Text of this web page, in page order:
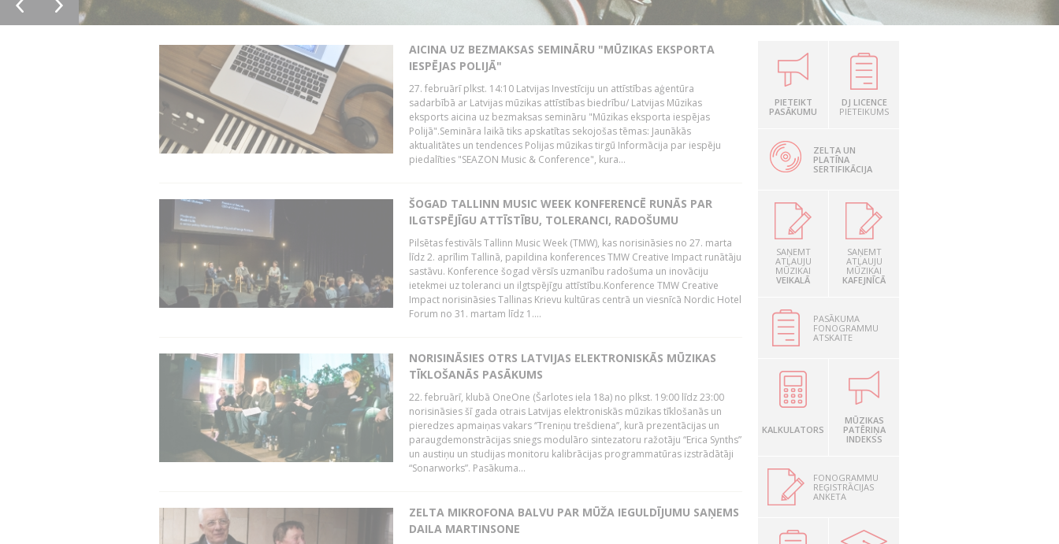
AICINA UZ BEZMAKSAS SEMINĀRU "MŪZIKAS EKSPORTA
IESPĒJAS POLIJĀ"
27. februārī plkst. 14:10 Latvijas Investīciju un attīstības aģentūra
sadarbībā ar Latvijas mūzikas attīstības biedrību/ Latvijas Mūzikas
eksports aicina uz bezmaksas semināru "Mūzikas eksporta iespējas
Polijā".Semināra laikā tiks apskatītas sekojošas tēmas: Jaunākās
aktualitātes un tendences Polijas mūzikas tirgū Informācija par iespēju
piedalīties "SEAZON Music & Conference", kura...
ŠOGAD TALLINN MUSIC WEEK KONFERENCĒ RUNĀS PAR
ILGTSPĒJĪGU ATTĪSTĪBU, TOLERANCI, RADOŠUMU
Pilsētas festivāls Tallinn Music Week (TMW), kas norisināsies no 27. marta
līdz 2. aprīlim Tallinā, papildina konferences TMW Creative Impact runātāju
sastāvu. Konference šogad vērsīs uzmanību radošuma un inovāciju
ietekmei uz toleranci un ilgtspējīgu attīstību.Konference TMW Creative
Impact norisināsies Tallinas Krievu kultūras centrā un viesnīcā Nordic Hotel
Forum no 31. martam līdz 1....
NORISINĀSIES OTRS LATVIJAS ELEKTRONISKĀS MŪZIKAS
TĪKLOŠANĀS PASĀKUMS
22. februārī, klubā OneOne (Šarlotes iela 18a) no plkst. 19:00 līdz 23:00
norisināsies šī gada otrais Latvijas elektroniskās mūzikas tīklošanās un
pieredzes apmaiņas vakars ‘’Treniņu trešdiena’’, kurā prezentācijas un
paraugdemonstrācijas sniegs modulāro sintezatoru ražotāju “Erica Synths”
un austiņu un studijas monitoru kalibrācijas programmatūras izstrādātāji
“Sonarworks”. Pasākuma...
ZELTA MIKROFONA BALVU PAR MŪŽA IEGULDĪJUMU SAŅEMS
DAILA MARTINSONE
PIETEIKT
PASĀKUMU
DJ LICENCE
PIETEIKUMS
ZELTA UN
PLATĪNA
SERTIFIKĀCIJA
SAŅEMT
ATĻAUJU
MŪZIKAI
VEIKALĀ
SAŅEMT
ATĻAUJU
MŪZIKAI
KAFEJNĪCĀ
PASĀKUMA
FONOGRAMMU
ATSKAITE
KALKULATORS
MŪZIKAS
PATĒRIŅA
INDEKSS
FONOGRAMMU
REĢISTRĀCIJAS
ANKETA